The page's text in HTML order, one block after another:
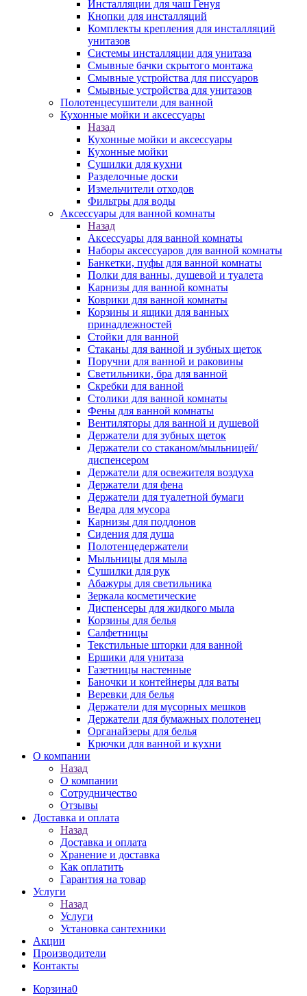
Инсталляции для чаш Генуя
Кнопки для инсталляций
Комплекты крепления для инсталляций
унитазов
Системы инсталляции для унитаза
Смывные бачки скрытого монтажа
Смывные устройства для писсуаров
Смывные устройства для унитазов
Полотенцесушители для ванной
Кухонные мойки и аксессуары
Назад
Кухонные мойки и аксессуары
Кухонные мойки
Сушилки для кухни
Разделочные доски
Измельчители отходов
Фильтры для воды
Аксессуары для ванной комнаты
Назад
Аксессуары для ванной комнаты
Наборы аксессуаров для ванной комнаты
Банкетки, пуфы для ванной комнаты
Полки для ванны, душевой и туалета
Карнизы для ванной комнаты
Коврики для ванной комнаты
Корзины и ящики для ванных
принадлежностей
Стойки для ванной
Стаканы для ванной и зубных щеток
Поручни для ванной и раковины
Светильники, бра для ванной
Скребки для ванной
Столики для ванной комнаты
Фены для ванной комнаты
Вентиляторы для ванной и душевой
Держатели для зубных щеток
Держатели со стаканом/мыльницей/
диспенсером
Держатели для освежителя воздуха
Держатели для фена
Держатели для туалетной бумаги
Ведра для мусора
Карнизы для поддонов
Сидения для душа
Полотенцедержатели
Мыльницы для мыла
Сушилки для рук
Абажуры для светильника
Зеркала косметические
Диспенсеры для жидкого мыла
Корзины для белья
Салфетницы
Текстильные шторки для ванной
Ершики для унитаза
Газетницы настенные
Баночки и контейнеры для ваты
Веревки для белья
Держатели для мусорных мешков
Держатели для бумажных полотенец
Органайзеры для белья
Крючки для ванной и кухни
О компании
Назад
О компании
Сотрудничество
Отзывы
Доставка и оплата
Назад
Доставка и оплата
Хранение и доставка
Как оплатить
Гарантия на товар
Услуги
Назад
Услуги
Установка сантехники
Акции
Производители
Контакты
Корзина0